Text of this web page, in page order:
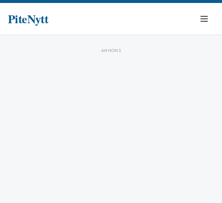
PiteNytt
ANNONS